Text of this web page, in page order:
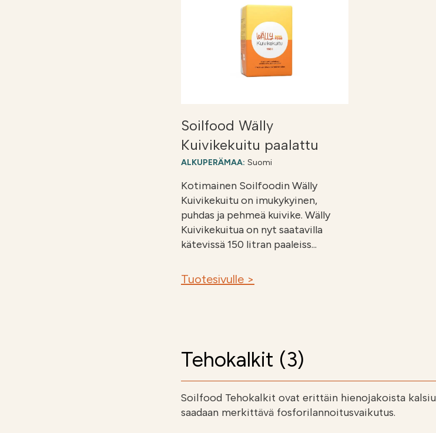
Soilfood Wälly
Kuivikekuitu paalattu
ALKUPERÄMAA: Suomi
Kotimainen Soilfoodin Wälly
Kuivikekuitu on imukykyinen,
puhdas ja pehmeä kuivike. Wälly
Kuivikekuitua on nyt saatavilla
kätevissä 150 litran paaleiss...
Tuotesivulle >
Tehokalkit (3)
Soilfood Tehokalkit ovat erittäin hienojakoista
saadaan merkittävä fosforilannoitusvaikutus.